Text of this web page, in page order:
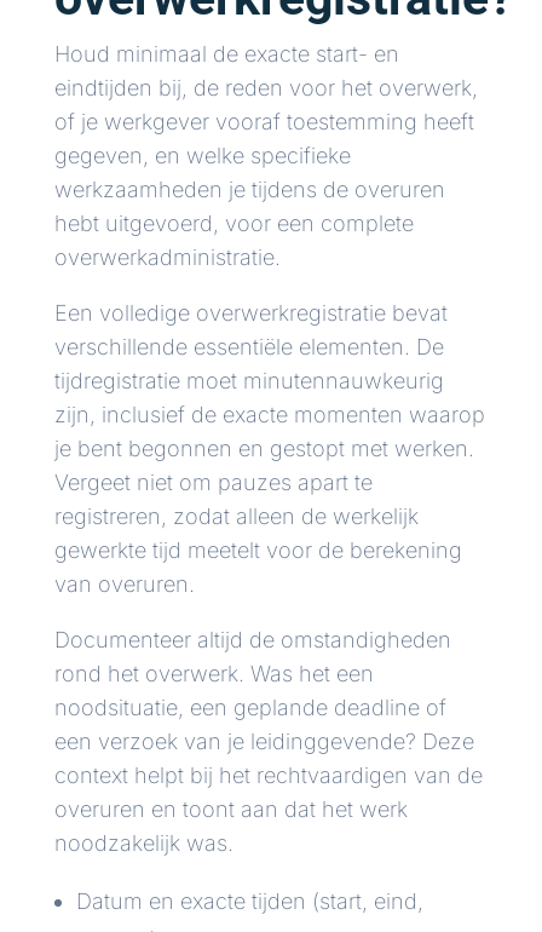
Houd minimaal de exacte start- en
eindtijden bij, de reden voor het overwerk,
of je werkgever vooraf toestemming heeft
gegeven, en welke specifieke
werkzaamheden je tijdens de overuren
hebt uitgevoerd, voor een complete
overwerkadministratie.
Een volledige overwerkregistratie bevat
verschillende essentiële elementen. De
tijdregistratie moet minutennauwkeurig
zijn, inclusief de exacte momenten waarop
je bent begonnen en gestopt met werken.
Vergeet niet om pauzes apart te
registreren, zodat alleen de werkelijk
gewerkte tijd meetelt voor de berekening
van overuren.
Documenteer altijd de omstandigheden
rond het overwerk. Was het een
noodsituatie, een geplande deadline of
een verzoek van je leidinggevende? Deze
context helpt bij het rechtvaardigen van de
overuren en toont aan dat het werk
noodzakelijk was.
Datum en exacte tijden (start, eind,